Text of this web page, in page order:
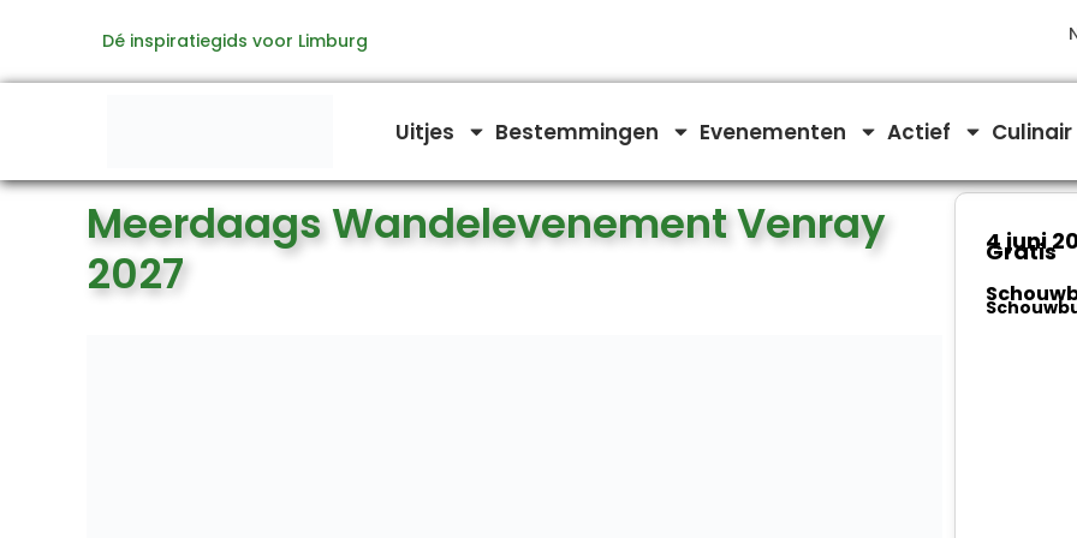
de
Dé inspiratiegids voor Limburg
Uitjes Bestemmingen Evenementen Actief Culinair
Meerdaags Wandelevenement Venray
2027
4 juni
Gratis